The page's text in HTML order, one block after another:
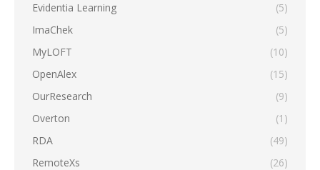
Evidentia Learning
(5)
ImaChek
(5)
MyLOFT
(10)
OpenAlex
(15)
OurResearch
(9)
Overton
(1)
RDA
(49)
RemoteXs
(26)